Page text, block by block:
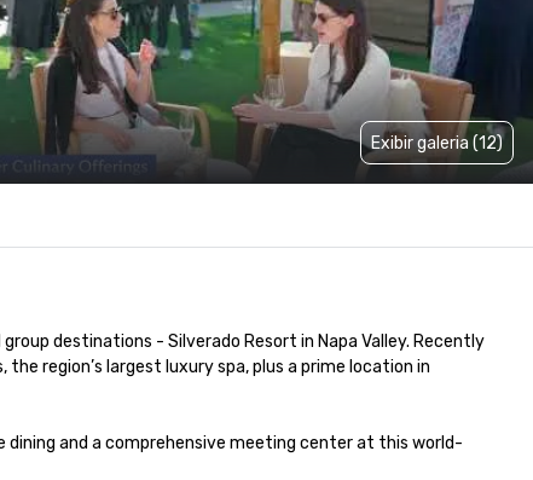
Exibir galeria (12)
destinations - Silverado Resort in Napa Valley. Recently
region’s largest luxury spa, plus a prime location in
dining and a comprehensive meeting center at this world-